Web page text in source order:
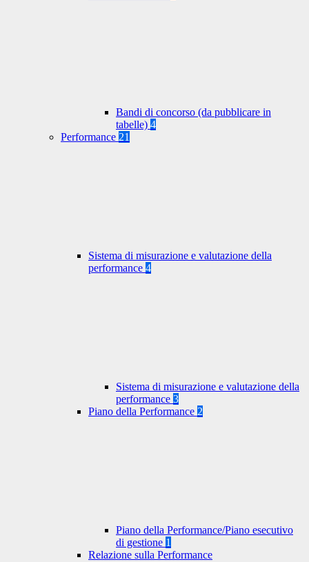
Bandi di concorso (da pubblicare in
tabelle) 4
Performance 21
Sistema di misurazione e valutazione della
performance 4
Sistema di misurazione e valutazione della
performance 3
Piano della Performance 2
Piano della Performance/Piano esecutivo
di gestione 1
Relazione sulla Performance